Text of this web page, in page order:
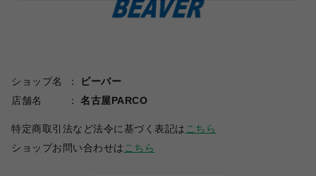
ショップ名
ビーバー
店舗名
名古屋PARCO
特定商取引法など法令に基づく表記は こちら
ショップお問い合わせは こちら